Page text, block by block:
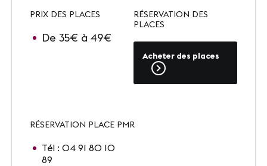
Appels d'offres
INFORMATIONS PRATIQUES
PRIX DES PLACES
De 35€ à 49€
RÉSERVATION DES
PLACES
Acheter des places
RÉSERVATION PLACE PMR
Tél : 04 91 80 10
89